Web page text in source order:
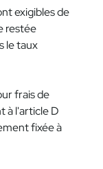
exigibles de
restée
le taux
frais de
à l'article D
fixée à